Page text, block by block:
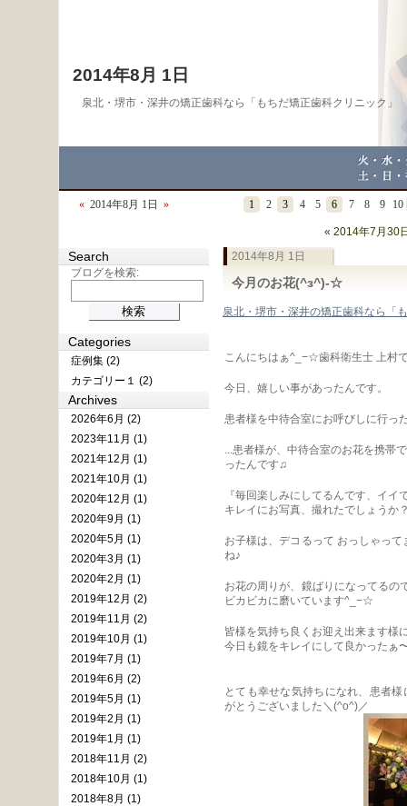
2014年8月 1日
泉北・堺市・深井の矯正歯科なら「もちだ矯正歯科クリニック」
« 2014年8月 1日 » 1 2 3 4 5 6 7 8 9 10
2014年8月 1日
今月のお花(^з^)-☆
泉北・堺市・深井の矯正歯科なら「
こんにちはぁ^_−☆歯科衛生士 上村
今日、嬉しい事があったんです。
患者様を中待合室にお呼びしに行っ
...患者様が、中待合室のお花を携帯
ったんです♫
『毎回楽しみにしてるんです、イ
キレイにお写真、撮れたでしょうか
お子様は、デコるって おっしゃっ
ね♪
お花の周りが、鏡ばりになってるの
ビカビカに磨いています^_−☆
皆様を気持ち良くお迎え出来ます様
今日も鏡をキレイにして良かったぁ
とても幸せな気持ちになれ、患者
がとうございました＼(^o^)／
« 2014年7月30
Search
ブログを検索:
Categories
症例集 (2)
カテゴリー１ (2)
Archives
2026年6月 (2)
2023年11月 (1)
2021年12月 (1)
2021年10月 (1)
2020年12月 (1)
2020年9月 (1)
2020年5月 (1)
2020年3月 (1)
2020年2月 (1)
2019年12月 (2)
2019年11月 (2)
2019年10月 (1)
2019年7月 (1)
2019年6月 (2)
2019年5月 (1)
2019年2月 (1)
2019年1月 (1)
2018年11月 (2)
2018年10月 (1)
2018年8月 (1)